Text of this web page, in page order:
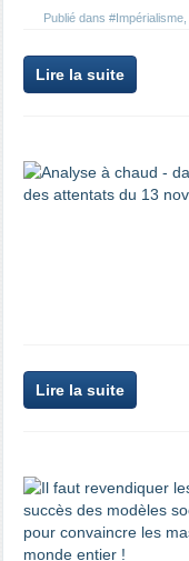
Publié dans #Impérialisme
Lire la suite
Lire la suite